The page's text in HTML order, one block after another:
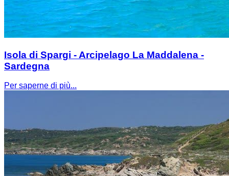
Isola di Spargi - Arcipelago La Maddalena -
Sardegna
Per saperne di più...